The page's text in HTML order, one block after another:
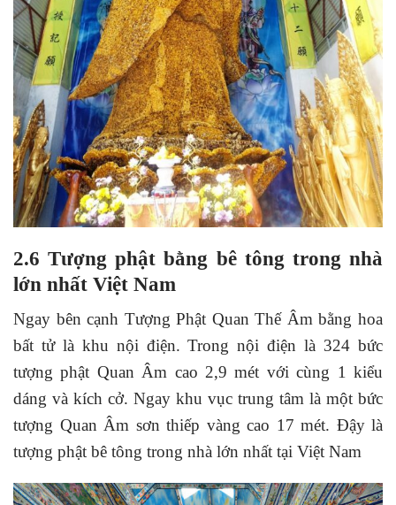
2.6 Tượng phật bằng bê tông trong nhà
lớn nhất Việt Nam
Ngay bên cạnh Tượng Phật Quan Thế Âm bằng hoa
bất tử là khu nội điện. Trong nội điện là 324 bức
tượng phật Quan Âm cao 2,9 mét với cùng 1 kiểu
dáng và kích cở. Ngay khu vục trung tâm là một bức
tượng Quan Âm sơn thiếp vàng cao 17 mét. Đậy là
tượng phật bê tông trong nhà lớn nhất tại Việt Nam